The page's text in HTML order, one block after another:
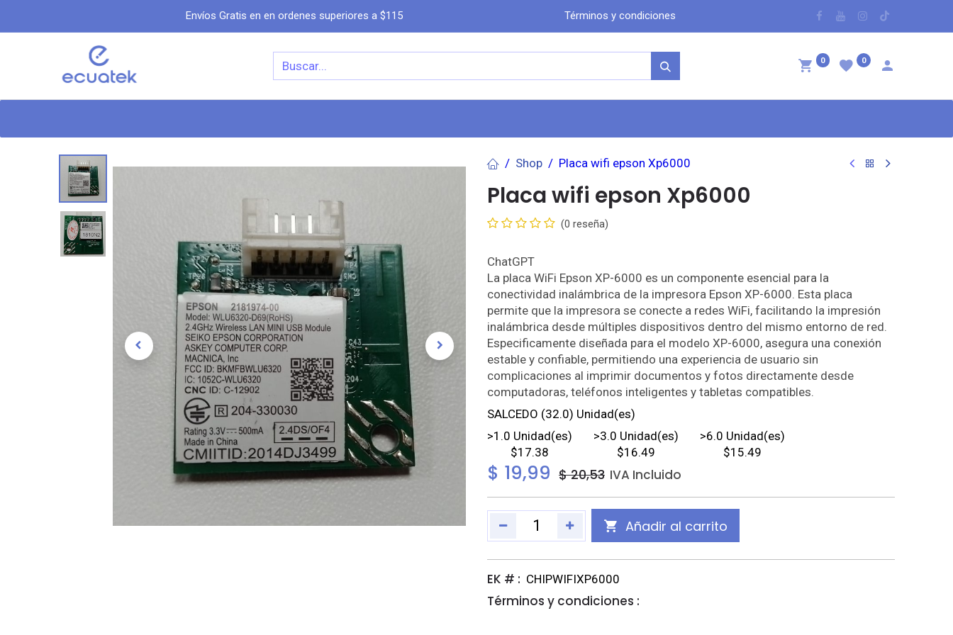
Envíos Gratis en en ordenes superiores a $115 Términos y condicio​nes
0 0
Shop Placa wifi epson Xp6000
Placa wifi epson Xp6000
(0 reseña)
ChatGPT
La placa WiFi Epson XP-6000 es un componente esencial para la
conectividad inalámbrica de la impresora Epson XP-6000. Esta placa
permite que la impresora se conecte a redes WiFi, facilitando la impresión
inalámbrica desde múltiples dispositivos dentro del mismo entorno de red.
Especificamente diseñada para el modelo XP-6000, asegura una conexión
estable y confiable, permitiendo una experiencia de usuario sin
complicaciones al imprimir documentos y fotos directamente desde
computadoras, teléfonos inteligentes y tabletas compatibles.
SALCEDO (32.0) Unidad(es)
>1.0 Unidad(es)
$17.38
>3.0 Unidad(es)
$16.49
>6.0 Unidad(es)
$15.49
$ 19,99 $20,53 IVA Incluido
Añadir al carrito
EK # : CHIPWIFIXP6000
Términos y condiciones :